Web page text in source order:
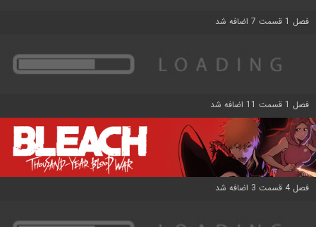
فصل 1 قسمت 7 اضافه شد
فصل 1 قسمت 11 اضافه شد
فصل 4 قسمت 3 اضافه شد